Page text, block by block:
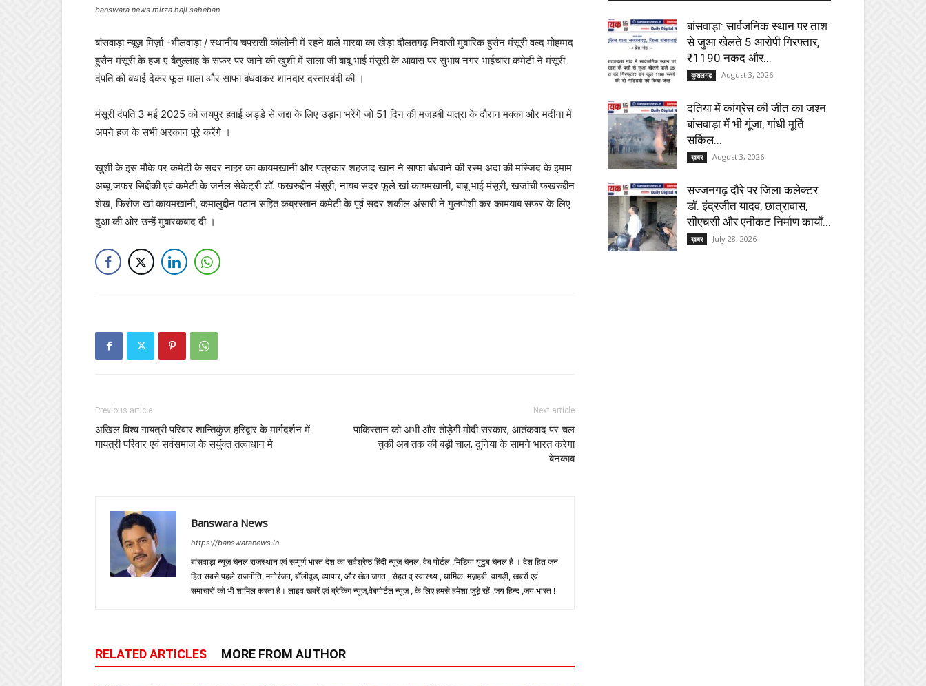
banswara news mirza haji saheban
बांसवाड़ा न्यूज़ मिर्ज़ा -भीलवाड़ा / स्थानीय चपरासी कॉलोनी में रहने वाले मारवा का खेड़ा दौलतगढ़ निवासी मुबारिक हुसैन मंसूरी वल्द मोहम्मद
हुसैन मंसूरी के हज ए बैतुल्लाह के सफर पर जाने की खुशी में साला जी बाबू भाई मंसूरी के आवास पर सुभाष नगर भाईचारा कमेटी ने मंसूरी
दंपति को बधाई देकर फूल माला और साफा बंधवाकर शानदार दस्तारबंदी की ।
मंसूरी दंपति 3 मई 2025 को जयपुर हवाई अड्डे से जद्दा के लिए उड़ान भरेंगे जो 51 दिन की मजहबी यात्रा के दौरान मक्का और मदीना में
अपने हज के सभी अरकान पूरे करेंगे ।
खुशी के इस मौके पर कमेटी के सदर नाहर का कायमखानी और पत्रकार शहजाद खान ने साफा बंधवाने की रस्म अदा की मस्जिद के इमाम
अब्बू जफर सिद्दीकी एवं कमेटी के जर्नल सेकेट्री डॉ. फखरुद्दीन मंसूरी, नायब सदर फूले खां कायमखानी, बाबू भाई मंसूरी, खजांची फखरुद्दीन
शेख, फिरोज खां कायमखानी, कमालुद्दीन पठान सहित कब्रस्तान कमेटी के पूर्व सदर शकील अंसारी ने गुलपोशी कर कामयाब सफर के लिए
दुआ की ओर उन्हें मुबारकबाद दी ।
Previous article
अखिल विश्व गायत्री परिवार शान्तिकुंज हरिद्वार के मार्गदर्शन में
गायत्री परिवार एवं सर्वसमाज के सयुंक्त तत्वाधान मे
Next article
पाकिस्तान को अभी और तोड़ेगी मोदी सरकार, आतंकवाद पर चल
चुकी अब तक की बड़ी चाल, दुनिया के सामने भारत करेगा
बेनकाब
Banswara News
https://banswaranews.in
बांसवाड़ा न्यूज़ चैनल राजस्थान एवं सम्पूर्ण भारत देश का सर्वश्रेष्ठ हिंदी न्‍यूज चैनल, वेब पोर्टल ,मिडिया युटुब चैनल है । देश हित जन
हित सबसे पहले राजनीति, मनोरंजन, बॉलीवुड, व्यापार, और खेल जगत , सेहत व् स्वास्थ्य , धार्मिक, मज़हबी, वागड़ी, खबरों एवं
समाचारों को भी शामिल करता है। लाइव खबरें एवं ब्रेकिंग न्यूज,वेबपोर्टल न्यूज़ , के लिए हमसे हमेशा जुड़े रहें ,जय हिन्द ,जय भारत !
RELATED ARTICLES MORE FROM AUTHOR
बांसवाड़ा: सार्वजनिक स्थान पर ताश
से जुआ खेलते 5 आरोपी गिरफ्तार,
₹1190 नकद और...
कुशलगढ़ August 3, 2026
दतिया में कांग्रेस की जीत का जश्न
बांसवाड़ा में भी गूंजा, गांधी मूर्ति
सर्किल...
ख़बर August 3, 2026
सज्जनगढ़ दौरे पर जिला कलेक्टर
डॉ. इंद्रजीत यादव, छात्रावास,
सीएचसी और एनीकट निर्माण कार्यों...
ख़बर July 28, 2026